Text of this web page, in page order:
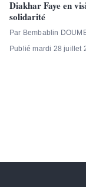
Diakhar Faye en
solidarité
Par Bembablin
Publié mardi 28 juillet